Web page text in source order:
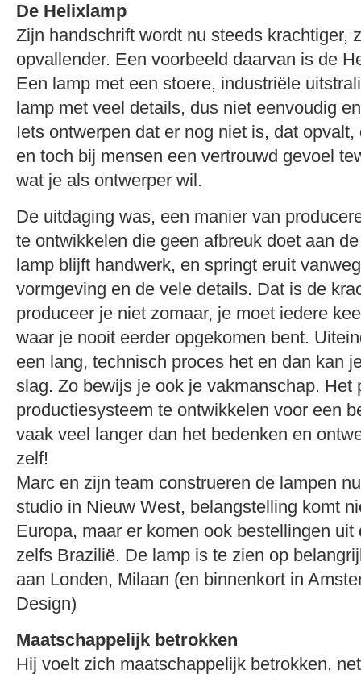
De Helixlamp
Zijn handschrift wordt nu steeds krachtiger,
opvallender. Een voorbeeld daarvan is de
Een lamp met een stoere, industriële
lamp met veel details, dus niet eenvoudig
Iets ontwerpen dat er nog niet is, dat
en toch bij mensen een vertrouwd gevoel
wat je als ontwerper wil.
De uitdaging was, een manier van
te ontwikkelen die geen afbreuk doet aan
lamp blijft handwerk, en springt eruit
vormgeving en de vele details. Dat is de
produceer je niet zomaar, je moet iedere
waar je nooit eerder opgekomen bent.
een lang, technisch proces het en dan kan
slag. Zo bewijs je ook je vakmanschap. Het
productiesysteem te ontwikkelen voor een
vaak veel langer dan het bedenken en
zelf!
Marc en zijn team construeren de lampen
studio in Nieuw West, belangstelling komt
Europa, maar er komen ook bestellingen
zelfs Brazilië. De lamp is te zien op
aan Londen, Milaan (en binnenkort in
Design)
Maatschappelijk betrokken
Hij voelt zich maatschappelijk betrokken,